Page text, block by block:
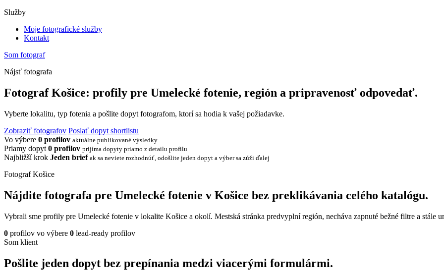
Služby
Moje fotografické služby
Kontakt
Som fotograf
Nájsť fotografa
Fotograf Košice: profily pre Umelecké fotenie, región a pripravenosť odpovedať.
Vyberte lokalitu, typ fotenia a pošlite dopyt fotografom, ktorí sa hodia k vašej požiadavke.
Zobraziť fotografov Poslať dopyt shortlistu
Vo výbere 0 profilov aktuálne publikované výsledky
Priamy dopyt 0 profilov prijíma dopyty priamo z detailu profilu
Najbližší krok Jeden brief ak sa neviete rozhodnúť, odošlite jeden dopyt a výber sa zúži ďalej
Fotograf Košice
Nájdite fotografa pre Umelecké fotenie v Košice bez preklikávania celého katalógu.
Vybrali sme profily pre Umelecké fotenie v lokalite Košice a okolí. Mestská stránka predvyplní región, necháva zapnuté bežné filtre a stále
0 profilov vo výbere 0 lead-ready profilov
Som klient
Pošlite jeden dopyt bez prepínania medzi viacerými formulármi.